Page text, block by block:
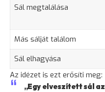
Sál megtalálása
Más sálját találom
Sál elhagyása
Az idézet is ezt erősíti meg:
„Egy elveszített sál